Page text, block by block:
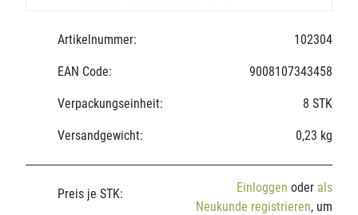
Artikelnummer: 102304
EAN Code: 9008107343458
Verpackungseinheit: 8 STK
Versandgewicht: 0,23 kg
Preis je STK: Einloggen oder als
Neukunde registrieren, um